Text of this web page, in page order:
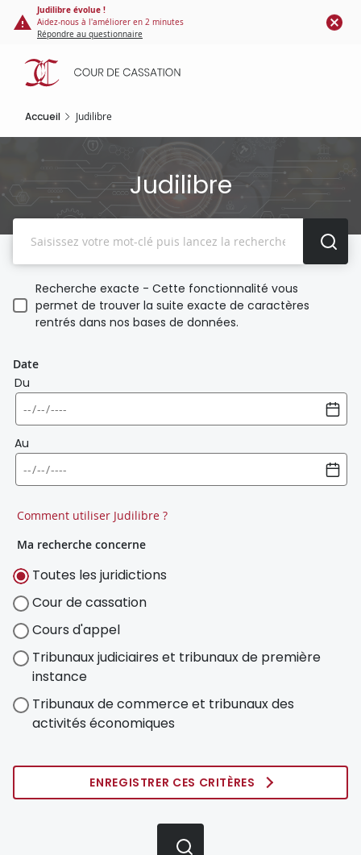
Panneau de gestion des cookies
contenu
principal
Judilibre évolue !
Aidez-nous à l'améliorer en 2 minutes
Répondre au questionnaire
Accueil Judilibre
Judilibre
Recherche exacte - Cette fonctionnalité vous
permet de trouver la suite exacte de caractères
rentrés dans nos bases de données.
Date
Du
Au
Comment utiliser Judilibre ?
Ma recherche concerne
Toutes les juridictions
Cour de cassation
Cours d'appel
Tribunaux judiciaires et tribunaux de première
instance
Tribunaux de commerce et tribunaux des
activités économiques
ENREGISTRER CES CRITÈRES